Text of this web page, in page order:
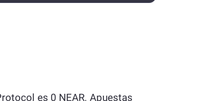
es 0 NEAR. Apuestas